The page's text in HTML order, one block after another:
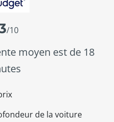
/10
moyen est de 18
de la voiture